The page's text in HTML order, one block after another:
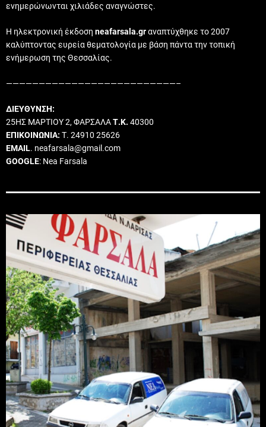
ενημερώνωνται χιλιάδες αναγνώστες.
Η ηλεκτρονική έκδοση neafarsala.grαναπτύχθηκε το 2007
καλύπτοντας ευρεία θεματολογία με βάση πάντα την τοπική
ενήμερωση της Θεσσαλίας.
——————————————————————————–
ΔΙΕΥΘΥΝΣΗ:
25ΗΣ ΜΑΡΤΙΟΥ 2, ΦΑΡΣΑΛΑΤ.Κ. 40300
ΕΠΙΚΟΙΝΩΝΙΑ: Τ. 24910 25626
EMAIL. neafarsala@gmail.com
GOOGLE: Nea Farsala